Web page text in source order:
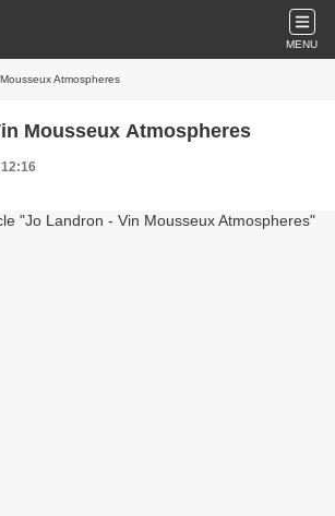
MENU
Atmospheres
Mousseux Atmospheres